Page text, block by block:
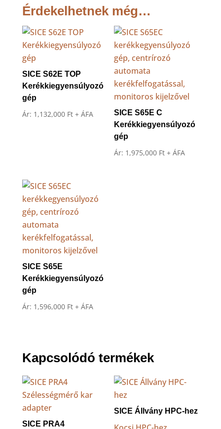
Érdekelhetnek még…
SICE S62E TOP
Kerékkiegyensúlyozó
gép
Ár: 1,132,000 Ft + ÁFA
SICE S65E C
Kerékkiegyensúlyozó
gép
Ár: 1,975,000 Ft + ÁFA
SICE S65E
Kerékkiegyensúlyozó
gép
Ár: 1,596,000 Ft + ÁFA
Kapcsolódó termékek
SICE PRA4
SICE Állvány HPC-hez